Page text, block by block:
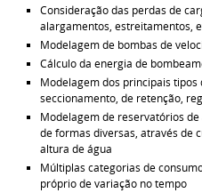
Consideração das perdas de
alargamentos, estreitamentos,
Modelagem de bombas de
Cálculo da energia de
Modelagem dos principais
seccionamento, de retenção,
Modelagem de reservatórios
de formas diversas, através de
altura de água
Múltiplas categorias de
próprio de variação no tempo